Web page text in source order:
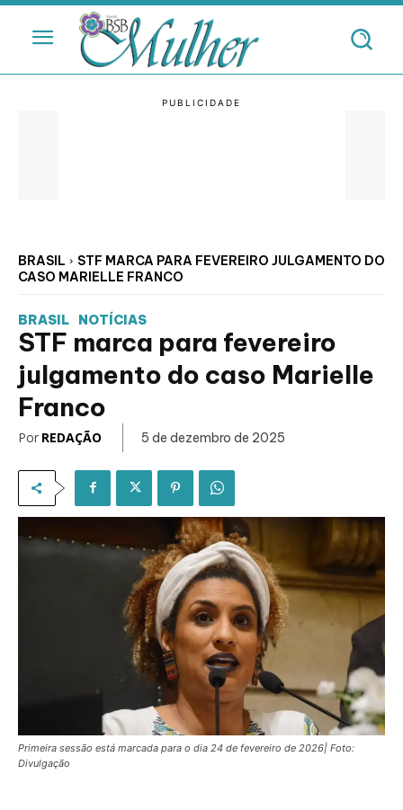
BRASIL
STF MARCA PARA FEVEREIRO JULGAMENTO DO
CASO MARIELLE FRANCO
BRASIL NOTÍCIAS
STF marca para fevereiro
julgamento do caso Marielle
Franco
Por REDAÇÃO 5 de dezembro de 2025
Primeira sessão está marcada para o dia 24 de fevereiro de 2026| Foto:
Divulgação